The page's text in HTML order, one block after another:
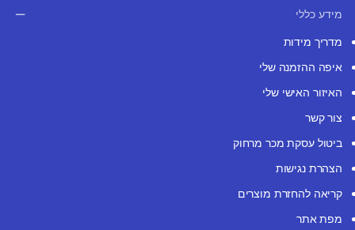
מידע כללי
מדריך מידות
איפה ההזמנה שלי
האיזור האישי שלי
צור קשר
ביטול עסקת מכר מרחוק
הצהרת נגישות
קריאה להחזרת מוצרים
מפת אתר